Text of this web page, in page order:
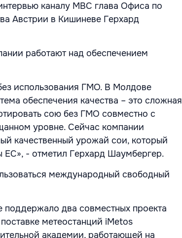
каналу MBC глава Офиса по
Австрии в Кишиневе Герхард
работают над обеспечением
использования ГМО. В Молдове
обеспечения качества – это сложная
сою без ГМО совместно с
уровне. Сейчас компании
качественный урожай сои, который
ЕС», - отметил Герхард Шаумбергер.
международный свободный
поддержало два совместных проекта
метеостанций iMetos
академии, работающей на